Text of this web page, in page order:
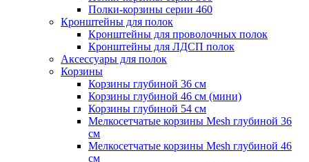
Полки-корзины серии 460
Кронштейны для полок
Кронштейны для проволочных полок
Кронштейны для ЛДСП полок
Аксессуары для полок
Корзины
Корзины глубиной 36 см
Корзины глубиной 46 см (мини)
Корзины глубиной 54 см
Мелкосетчатые корзины Mesh глубиной 36
см
Мелкосетчатые корзины Mesh глубиной 46
см